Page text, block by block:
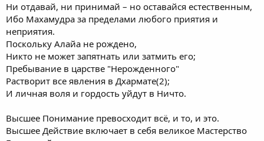
Ни отдавай, ни принимай – но оставайся естественным,
Ибо Махамудра за пределами любого приятия и
неприятия.
Поскольку Алайа не рождено,
Никто не может запятнать или затмить его;
Пребывание в царстве "Нерожденного"
Растворит все явления в Дхармате(2);
И личная воля и гордость уйдут в Ничто.
Высшее Понимание превосходит всё, и то, и это.
Высшее Действие включает в себя великое Мастерство